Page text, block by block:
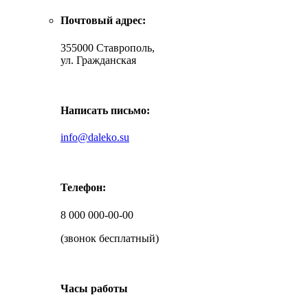
Почтовый адрес:
355000 Ставрополь,
ул. Гражданская
Написать письмо:
info@daleko.su
Телефон:
8 000 000-00-00
(звонок бесплатный)
Часы работы